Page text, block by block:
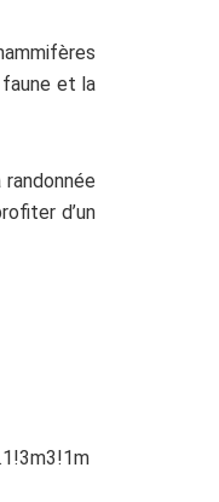
faune et la
d’un